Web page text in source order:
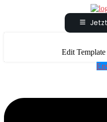
Edit Template